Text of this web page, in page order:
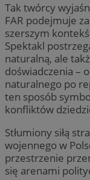
Tak twórcy
FAR podejmuje
szerszym
Spektakl
naturalną, ale
doświadczenia –
naturalnego po
ten sposób
konfliktów
Stłumiony siłą
wojennego w
przestrzenie
się arenami